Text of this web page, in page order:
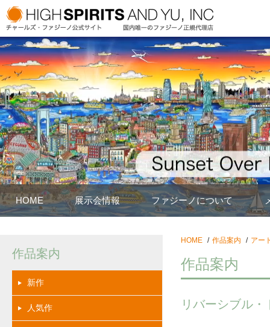
HOME 展示会情報 ファジーノについて
HOME 作品案内 アー
作品案内
リバーシブル
作品案内
新作
人気作